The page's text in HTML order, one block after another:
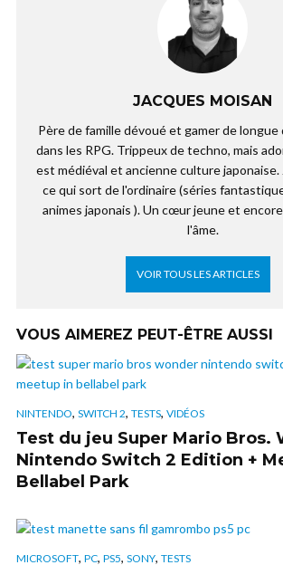
JACQUES MOISAN
Père de famille dévoué et gamer de longue
dans les RPG. Trippeux de techno, mais
est médiéval et ancienne culture
ce qui sort de l'ordinaire (séries
animes japonais ). Un cœur jeune et
l'âme.
VOIR TOUS LES ARTICLES
VOUS AIMEREZ PEUT-ÊTRE AUSSI
NINTENDO, SWITCH 2, TESTS, VIDÉOS
Test du jeu Super Mario Bros.
Nintendo Switch 2 Edition +
Bellabel Park
MICROSOFT, PC, PS5, SONY, TESTS